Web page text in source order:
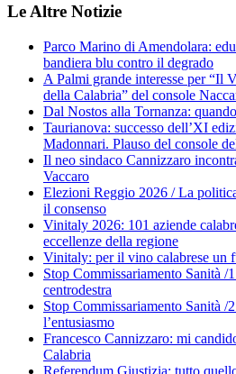
Le Altre Notizie
Parco Marino di Amendolara:
bandiera blu contro il degrado
A Palmi grande interesse per “Il
della Calabria” del console
Dal Nostos alla Tornanza:
Taurianova: successo dell’XI
Madonnari. Plauso del console
Il neo sindaco Cannizzaro
Vaccaro
Elezioni Reggio 2026 / La
il consenso
Vinitaly 2026: 101 aziende
eccellenze della regione
Vinitaly: per il vino calabrese un
Stop Commissariamento Sanità /
centrodestra
Stop Commissariamento Sanità /
l’entusiasmo
Francesco Cannizzaro: mi
Calabria
Referendum Giustizia: tutto